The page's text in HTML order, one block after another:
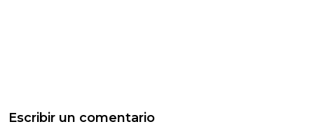
Escribir un comentario